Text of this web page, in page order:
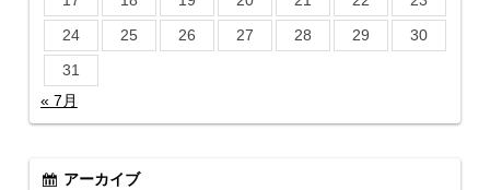
24
25 26 27 28 29
30
31
« 7月
アーカイブ